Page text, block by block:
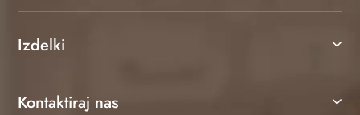
Izdelki
Kontaktiraj nas